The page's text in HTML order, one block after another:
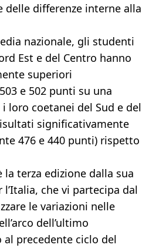
delle differenze interne alla
nazionale, gli studenti
Est e del Centro hanno
superiori
e 502 punti su una
loro coetanei del Sud e del
significativamente
476 e 440 punti) rispetto
terza edizione dalla sua
l’Italia, che vi partecipa dal
le variazioni nelle
dell’ultimo
precedente ciclo del